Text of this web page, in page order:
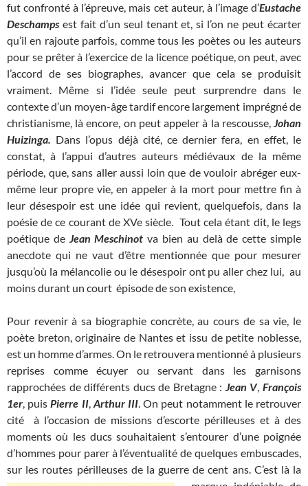
fut confronté à l’épreuve, mais cet auteur, à l’image d’Eustache
Deschamps est fait d’un seul tenant et, si l’on ne peut écarter
qu’il en rajoute parfois, comme tous les poètes ou les auteurs
pour se prêter à l’exercice de la licence poétique, on peut, avec
l’accord de ses biographes, avancer que cela se produisit
vraiment. Même si l’idée seule peut surprendre dans le
contexte d’un moyen-âge tardif encore largement imprégné de
christianisme, là encore, on peut appeler à la rescousse, Johan
Huizinga. Dans l’opus déjà cité, ce dernier fera, en effet, le
constat, à l’appui d’autres auteurs médiévaux de la même
période, que, sans aller aussi loin que de vouloir abréger eux-
même leur propre vie, en appeler à la mort pour mettre fin à
leur désespoir est une idée qui revient, quelquefois, dans la
poésie de ce courant de XVe siècle. Tout cela étant dit, le legs
poétique de Jean Meschinot va bien au delà de cette simple
anecdote qui ne vaut d’être mentionnée que pour mesurer
jusqu’où la mélancolie ou le désespoir ont pu aller chez lui, au
moins durant un court épisode de son existence,
Pour revenir à sa biographie concrète, au cours de sa vie, le
poète breton, originaire de Nantes et issu de petite noblesse,
est un homme d’armes. On le retrouvera mentionné à plusieurs
reprises comme écuyer ou servant dans les garnisons
rapprochées de différents ducs de Bretagne : Jean V,François
1er, puisPierre II, Arthur III. On peut notamment le retrouver
cité à l’occasion de missions d’escorte périlleuses et à des
moments où les ducs souhaitaient s’entourer d’une poignée
d’hommes pour parer à l’éventualité de quelques embuscades,
sur les routes périlleuses de la guerre de cent ans. C’est là la